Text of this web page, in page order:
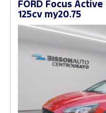
FORD Focus
125cv my20.75